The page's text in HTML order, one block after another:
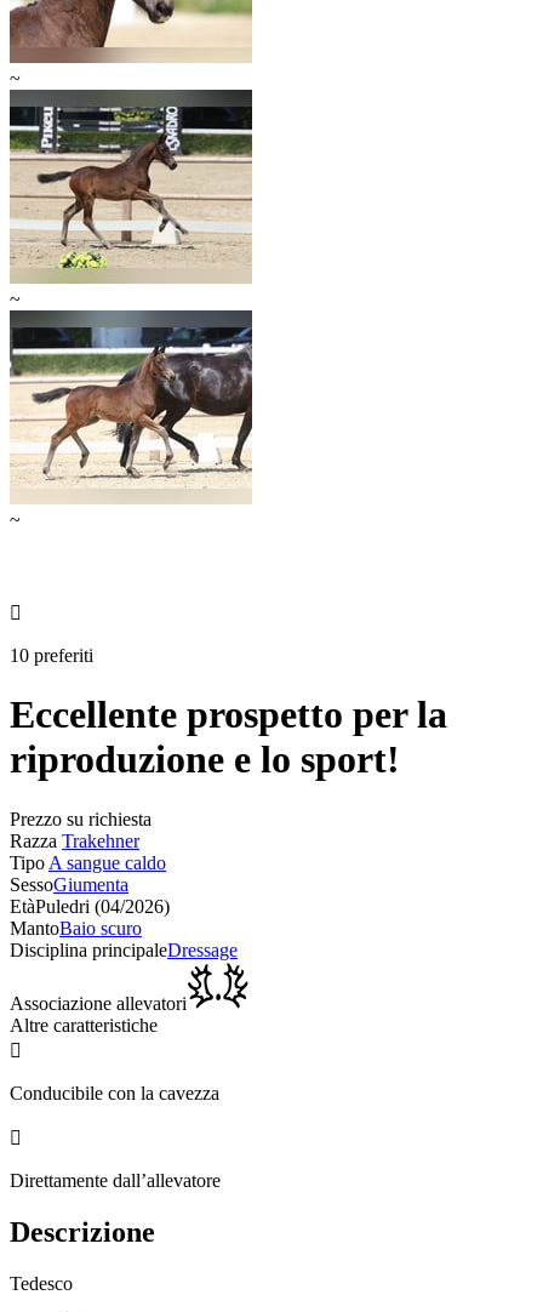
~
~
~

10 preferiti
Eccellente prospetto per la
riproduzione e lo sport!
Prezzo su richiesta
Razza Trakehner
Tipo A sangue caldo
SessoGiumenta
EtàPuledri (04/2026)
MantoBaio scuro
Disciplina principaleDressage
Associazione allevatori
Altre caratteristiche

Conducibile con la cavezza

Direttamente dall’allevatore
Descrizione
Tedesco